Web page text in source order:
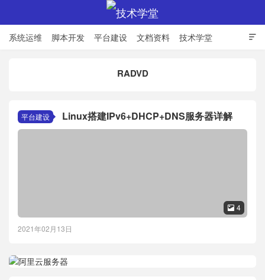

系统运维 脚本开发 平台建设 文档资料 技术学堂
RADVD
平台建设 Linux搭建IPv6+DHCP+DNS服务器详解
 4
2021年02月13日